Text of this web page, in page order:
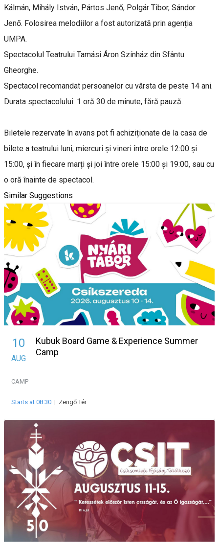
Kálmán, Mihály István, Pártos Jenő, Polgár Tibor, Sándor
Jenő. Folosirea melodiilor a fost autorizată prin agenția
UMPA.
Spectacolul Teatrului Tamási Áron Színház din Sfântu
Gheorghe.
Spectacol recomandat persoanelor cu vârsta de peste 14 ani.
Durata spectacolului: 1 oră 30 de minute, fără pauză.
Biletele rezervate în avans pot fi achiziționate de la casa de
bilete a teatrului luni, miercuri și vineri între orele 12:00 și
15:00, și în fiecare marți și joi între orele 15:00 și 19:00, sau cu
o oră înainte de spectacol.
Similar Suggestions
10
AUG
Kubuk Board Game & Experience Summer
Camp
CAMP
Starts at 08:30 | Zengő Tér